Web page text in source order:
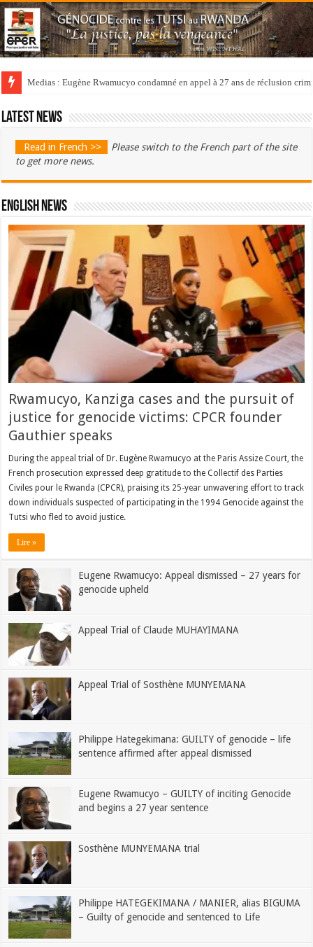
Medias : Eugène Rwamucyo condamné en appel à 27 ans de réclusion
Latest news
Read in French >>
Please switch to the French part of the site
to get more news.
English News
Rwamucyo, Kanziga cases and the pursuit of
justice for genocide victims: CPCR founder
Gauthier speaks
During the appeal trial of Dr. Eugène Rwamucyo at the Paris Assize Court, the
French prosecution expressed deep gratitude to the Collectif des Parties
Civiles pour le Rwanda (CPCR), praising its 25-year unwavering effort to track
down individuals suspected of participating in the 1994 Genocide against the
Tutsi who fled to avoid justice.
Lire »
Eugene Rwamucyo: Appeal dismissed – 27 years for
genocide upheld
Appeal Trial of Claude MUHAYIMANA
Appeal Trial of Sosthène MUNYEMANA
Philippe Hategekimana: GUILTY of genocide – life
sentence affirmed after appeal dismissed
Eugene Rwamucyo – GUILTY of inciting Genocide
and begins a 27 year sentence
Sosthène MUNYEMANA trial
Philippe HATEGEKIMANA / MANIER, alias BIGUMA
– Guilty of genocide and sentenced to Life